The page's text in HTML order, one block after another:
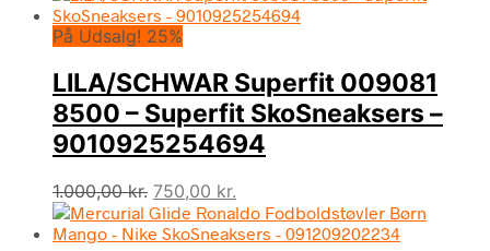
På Udsalg! 25%
LILA/SCHWAR Superfit 009081
8500 – Superfit SkoSneaksers –
9010925254694
1.000,00kr. Den
oprindelige
pris
750,00 kr.
aktuelle
pris